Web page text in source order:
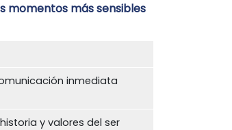
momentos más sensibles
inmediata
y valores del ser